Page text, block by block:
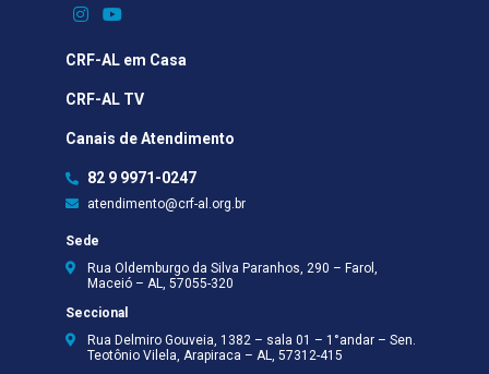
CRF-AL em Casa
CRF-AL TV
Canais de Atendimento
82 9 9971-0247
atendimento@crf-al.org.br
Sede
Rua Oldemburgo da Silva Paranhos, 290 – Farol,
Maceió – AL, 57055-320
Seccional
Rua Delmiro Gouveia, 1382 – sala 01 – 1°andar – Sen.
Teotônio Vilela, Arapiraca – AL, 57312-415